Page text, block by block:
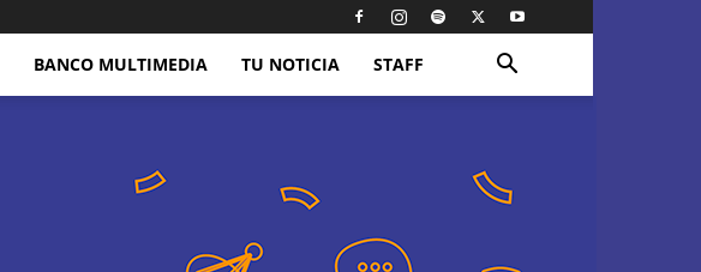
BANCO MULTIMEDIA TU NOTICIA STAFF